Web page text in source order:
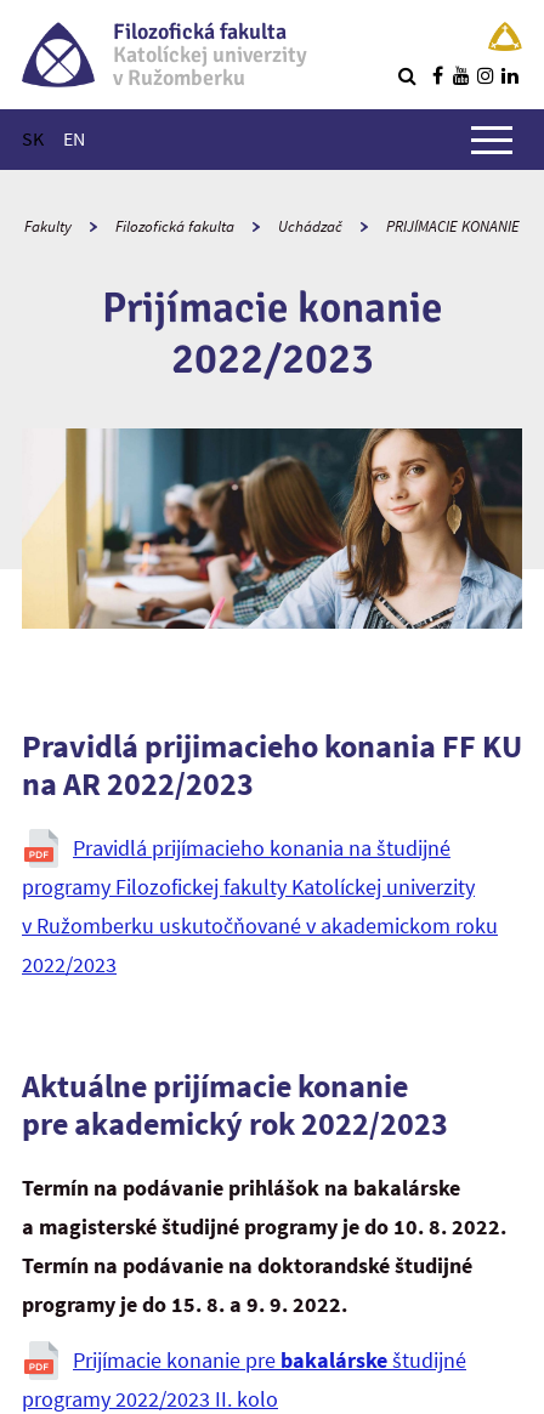
Filozofická fakulta
Katolíckej univerzity
v Ružomberku
SK EN
Hlavné menu
Fakulty Filozofická fakulta Uchádzač PRIJÍMACIE KONANIE
Prijímacie konanie
2022/2023
Pravidlá prijimacieho konania FF KU
na AR 2022/2023
Pravidlá prijímacieho konania na študijné
programy Filozofickej fakulty Katolíckej univerzity
v Ružomberku uskutočňované v akademickom roku
2022/2023
Aktuálne prijímacie konanie
pre akademický rok 2022/2023
Termín na podávanie prihlášok na bakalárske
a magisterské študijné programy je do 10. 8. 2022.
Termín na podávanie na doktorandské študijné
programy je do 15. 8. a 9. 9. 2022.
Prijímacie konanie pre bakalárskeštudijné
programy 2022/2023 II. kolo